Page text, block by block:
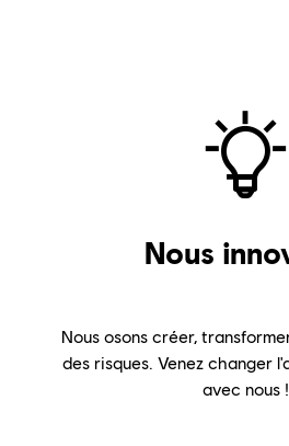
Nous
Nous osons créer,
des risques. Venez changer
avec nous !